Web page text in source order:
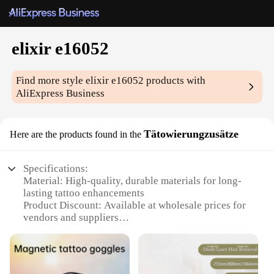
elixir e16052
Find more styleelixir e16052 products with
AliExpress Business
Here are the products found in the Tätowierungzusätze
Specifications:
Material: High-quality, durable materials for long-
lasting tattoo enhancements
Product Discount: Available at wholesale prices for
vendors and suppliers
designed for sale
Design and Style: Sleek, modern designs to
complement any tattoo style